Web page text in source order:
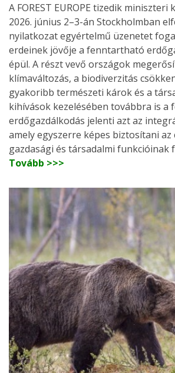
A FOREST EUROPE tizedik
2026. június 2–3-án Stockholmban
nyilatkozat egyértelmű üzenetet
erdeinek jövője a fenntartható
épül. A részt vevő országok
klímaváltozás, a biodiverzitás
gyakoribb természeti károk és a
kihívások kezelésében továbbra is a
erdőgazdálkodás jelenti azt az
amely egyszerre képes biztosítani
gazdasági és társadalmi funkcióinak
Tovább >>>